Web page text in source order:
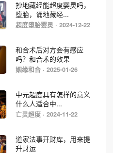
抄地藏经能超度婴灵吗，
堕胎，诵地藏经...
超度堕胎婴灵 · 2024-12-22
和合术后对方会有感应
吗？和合术的效果
姻缘和合 · 2025-01-26
中元超度具有怎样的意义
什么人适合中...
亡灵超度 · 2024-11-22
道家法事开财库，用来提
升财运